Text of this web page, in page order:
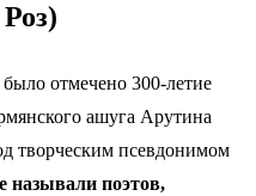
отмечено 300-летие
ашуга Арутина
творческим псевдонимом
называли поэтов,